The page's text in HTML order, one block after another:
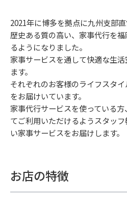
2021年に博多を拠点に九州支部
歴史ある質の高い、家事代行を
るようになりました。
家事サービスを通して快適な生
ます。
それぞれのお客様のライフスタ
をお届けいています。
家事代行サービスを使っている
てご利用いただけるようスタッ
い家事サービスをお届けします。
お店の特徴